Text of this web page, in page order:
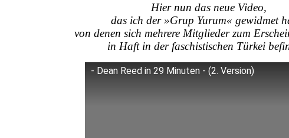
Hier nun das neue Video,
das ich der »Grup Yurum« gewidmet
von denen sich mehrere Mitglieder zum
in Haft in der faschistischen Türkei
- Dean Reed in 29 Minuten - (2. Version)